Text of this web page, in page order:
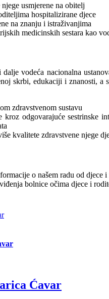
usmjerene na obitelj
hospitalizirane djece
na znanju i istraživanjima
medicinskih sestara kao
vodeća nacionalna
skrbi, edukaciji i znanosti, a
zdravstvenom sustavu
odgovarajuće sestrinske
kvalitete zdravstvene njege
o našem radu od djece
bolnice očima djece i
Ćavar